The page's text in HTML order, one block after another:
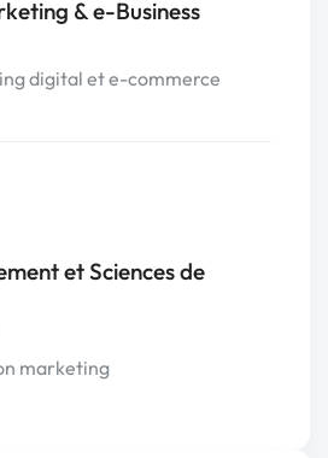
& e-Business
digital et e-commerce
et Sciences de
marketing